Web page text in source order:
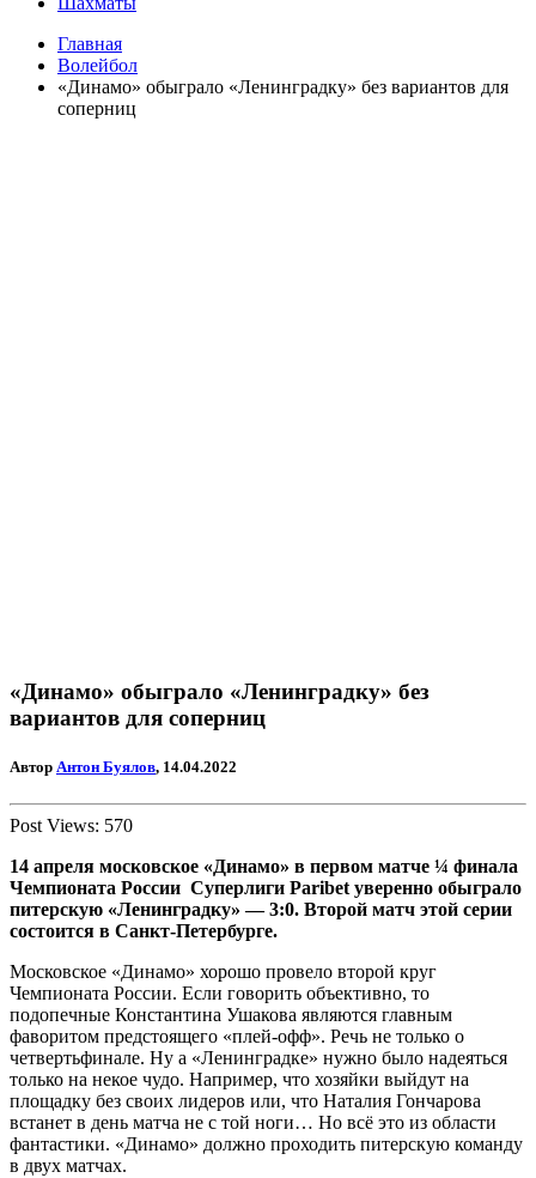
Главная
Волейбол
«Динамо» обыграло «Ленинградку» без вариантов для
соперниц
«Динамо» обыграло «Ленинградку» без
вариантов для соперниц
Автор Антон Буялов, 14.04.2022
Post Views: 570
14 апреля московское «Динамо» в первом матче ¼ финала
Чемпионата России Суперлиги Paribet уверенно обыграло
питерскую «Ленинградку» — 3:0. Второй матч этой серии
состоится в Санкт-Петербурге.
Московское «Динамо» хорошо провело второй круг
Чемпионата России. Если говорить объективно, то
подопечные Константина Ушакова являются главным
фаворитом предстоящего «плей-офф». Речь не только о
четвертьфинале. Ну а «Ленинградке» нужно было надеяться
только на некое чудо. Например, что хозяйки выйдут на
площадку без своих лидеров или, что Наталия Гончарова
встанет в день матча не с той ноги… Но всё это из области
фантастики. «Динамо» должно проходить питерскую команду
в двух матчах.